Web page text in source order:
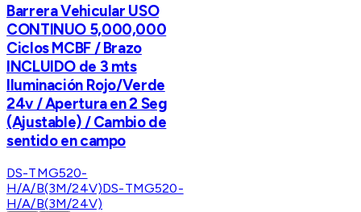
Barrera Vehicular USO
CONTINUO 5,000,000
Ciclos MCBF / Brazo
INCLUIDO de 3 mts
Iluminación Rojo/Verde
24v / Apertura en 2 Seg
(Ajustable) / Cambio de
sentido en campo
DS-TMG520-
H/A/B(3M/24V)DS-TMG520-
H/A/B(3M/24V)